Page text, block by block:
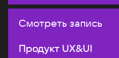
Смотреть запись
Продукт UX&UI